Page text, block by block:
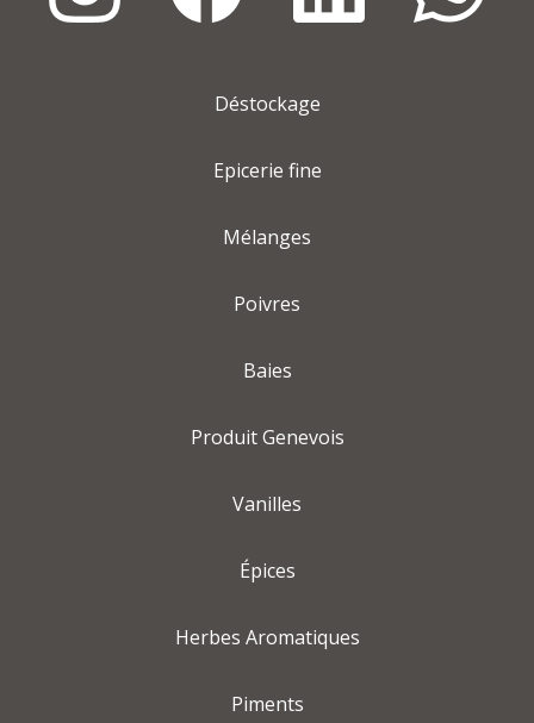
Déstockage
Epicerie fine
Mélanges
Poivres
Baies
Produit Genevois
Vanilles
Épices
Herbes Aromatiques
Piments